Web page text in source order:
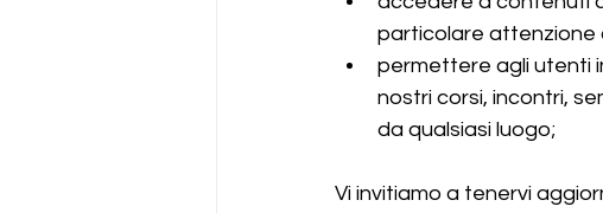
particolare attenzione
permettere agli utenti
nostri corsi, incontri,
da qualsiasi luogo;
Vi invitiamo a tenervi